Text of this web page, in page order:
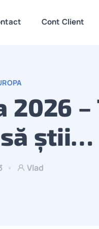
Cont Client
2026 –
știi…
Vlad